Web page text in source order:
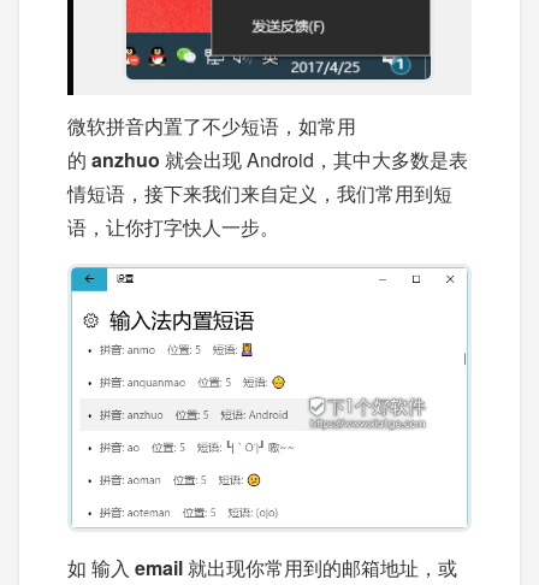
微软拼音内置了不少短语，如常用
的 anzhuo 就会出现 Android，其中大多数是表
情短语，接下来我们来自定义，我们常用到短
语，让你打字快人一步。
如 输入 email就出现你常用到的邮箱地址，或